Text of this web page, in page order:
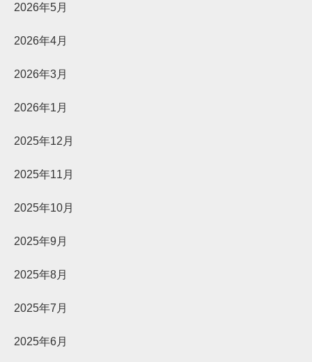
2026年5月
2026年4月
2026年3月
2026年1月
2025年12月
2025年11月
2025年10月
2025年9月
2025年8月
2025年7月
2025年6月